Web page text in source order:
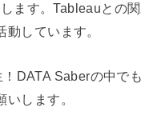
ます。Tableauとの
動しています。
！DATA Saberの中で
いします。